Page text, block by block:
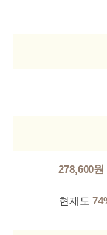
278,600원
현재도